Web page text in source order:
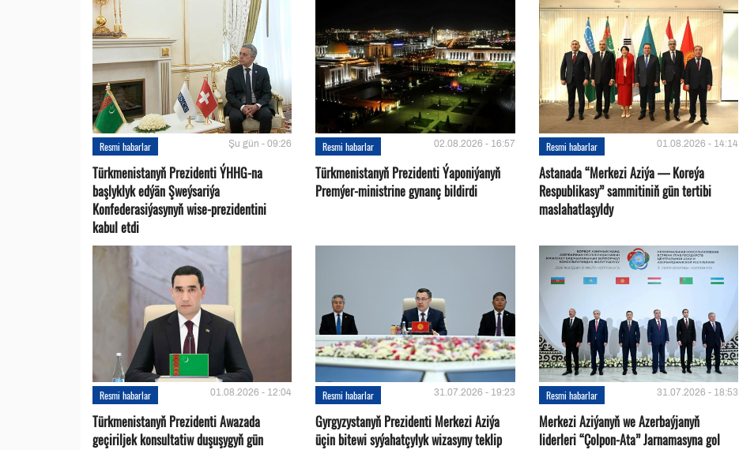
Resmi habarlar Şu gün - 09:26
Türkmenistanyň Prezidenti ÝHHG-na
başlyklyk edýän Şweýsariýa
Konfederasiýasynyň wise-prezidentini
kabul etdi
Resmi habarlar 02.08.2026 - 16:57
Türkmenistanyň Prezidenti Ýaponiýanyň
Premýer-ministrine gynanç bildirdi
Resmi habarlar 01.08.2026 - 14:14
Astanada “Merkezi Aziýa — Koreýa
Respublikasy” sammitiniň gün tertibi
maslahatlaşyldy
Resmi habarlar 01.08.2026 - 12:04
Türkmenistanyň Prezidenti Awazada
geçiriljek konsultatiw duşuşygyň gün
Resmi habarlar 31.07.2026 - 19:23
Gyrgyzystanyň Prezidenti Merkezi Aziýa
üçin bitewi syýahatçylyk wizasyny teklip
Resmi habarlar 31.07.2026 - 18:53
Merkezi Aziýanyň we Azerbaýjanyň
liderleri “Çolpon-Ata” Jarnamasyna gol